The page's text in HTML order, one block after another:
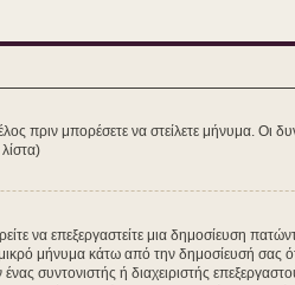
πριν μπορέσετε να στείλετε μήνυμα. Οι
να επεξεργαστείτε μια δημοσίευση
μήνυμα κάτω από την δημοσίευσή σας
συντονιστής ή διαχειριστής